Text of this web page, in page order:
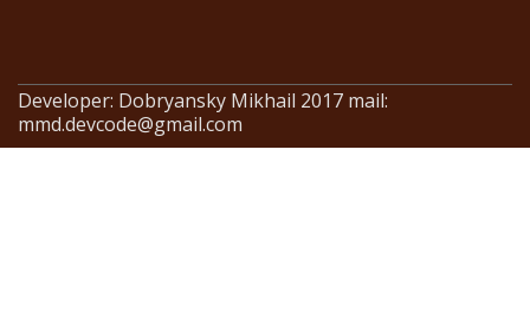
Developer: Dobryansky Mikhail 2017 mail:
mmd.devcode@gmail.com